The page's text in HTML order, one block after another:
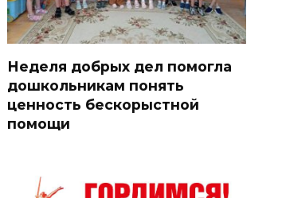
Неделя добрых дел помогла
дошкольникам понять
ценность бескорыстной
помощи